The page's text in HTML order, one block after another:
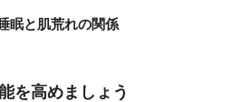
眠と肌荒れの関係
を高めましょう